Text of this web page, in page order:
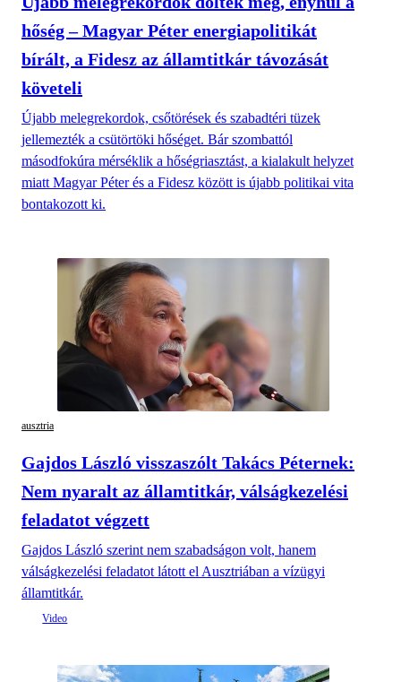
hőség – Magyar Péter energiapolitikát
bírált, a Fidesz az államtitkár távozását
követeli
Újabb melegrekordok, csőtörések és szabadtéri tüzek
jellemezték a csütörtöki hőséget. Bár szombattól
másodfokúra mérséklik a hőségriasztást, a kialakult helyzet
miatt Magyar Péter és a Fidesz között is újabb politikai vita
bontakozott ki.
ausztria
Gajdos László visszaszólt Takács Péternek:
Nem nyaralt az államtitkár, válságkezelési
feladatot végzett
Gajdos László szerint nem szabadságon volt, hanem
válságkezelési feladatot látott el Ausztriában a vízügyi
államtitkár.